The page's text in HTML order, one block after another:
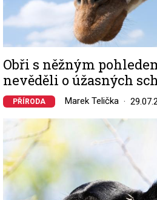
Obři s něžným
nevěděli o úžasných
PŘÍRODA Marek Telička
Image